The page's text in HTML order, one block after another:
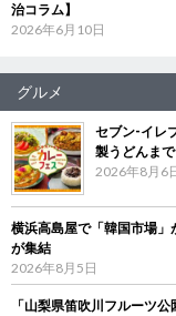
治コラム】
2026年6月10日
グルメ
セブン‐イレ
製うどんま
2026年8月6
横浜高島屋で「韓国市場
が集結
2026年8月5日
「山梨県笛吹川フルーツ